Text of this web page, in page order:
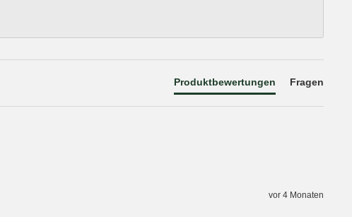
Produktbewertungen Fragen
vor 4 Monaten